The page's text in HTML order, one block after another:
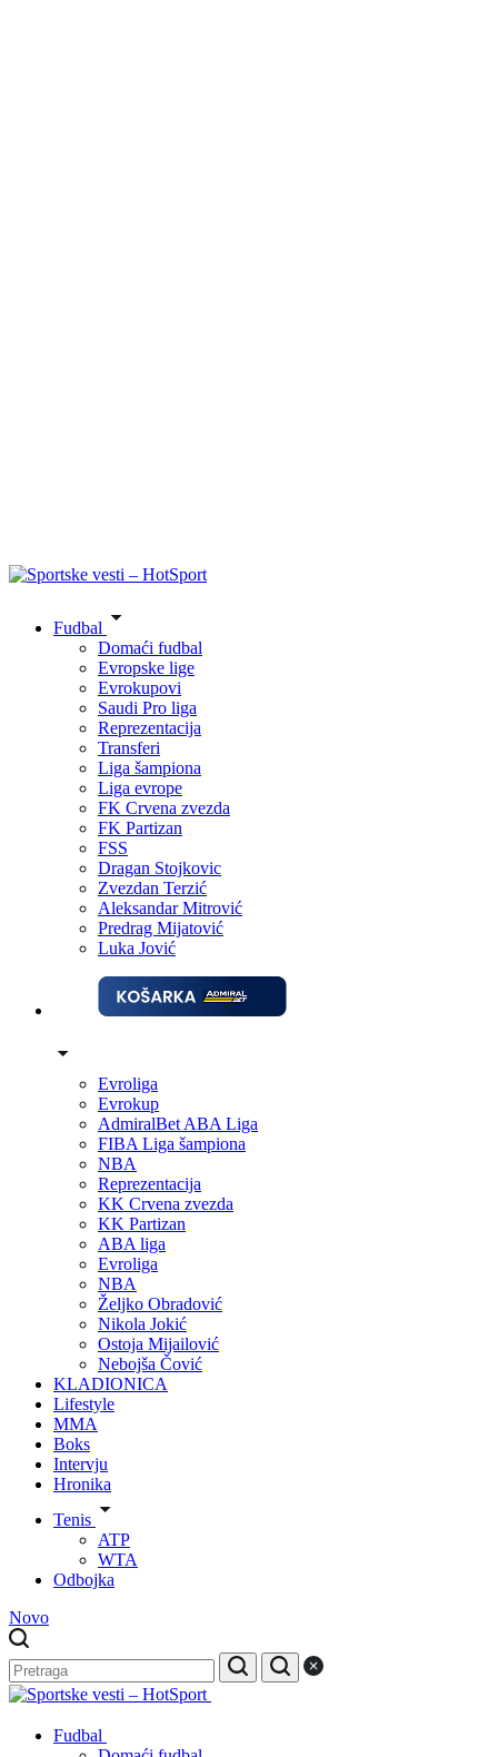
Fudbal
Domaći fudbal
Evropske lige
Evrokupovi
Saudi Pro liga
Reprezentacija
Transferi
Liga šampiona
Liga evrope
FK Crvena zvezda
FK Partizan
FSS
Dragan Stojkovic
Zvezdan Terzić
Aleksandar Mitrović
Predrag Mijatović
Luka Jović
Evroliga
Evrokup
AdmiralBet ABA Liga
FIBA Liga šampiona
NBA
Reprezentacija
KK Crvena zvezda
KK Partizan
ABA liga
Evroliga
NBA
Željko Obradović
Nikola Jokić
Ostoja Mijailović
Nebojša Čović
KLADIONICA
Lifestyle
MMA
Boks
Intervju
Hronika
Tenis
ATP
WTA
Odbojka
Novo
Fudbal